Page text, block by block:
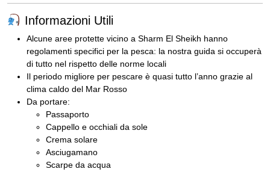
Informazioni Utili
Alcune aree protette vicino a Sharm El Sheikh hanno
regolamenti specifici per la pesca: la nostra guida si occuperà
di tutto nel rispetto delle norme locali
Il periodo migliore per pescare è quasi tutto l’anno grazie al
clima caldo del Mar Rosso
Da portare:
Passaporto
Cappello e occhiali da sole
Crema solare
Asciugamano
Scarpe da acqua